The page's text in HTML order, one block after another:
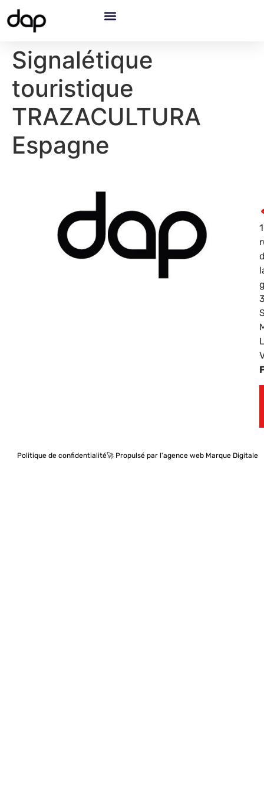
Signalétique
touristique
TRAZACULTURA
Espagne
1
Politique de confidentialité🚀 Propulsé par l'agence web Marque Digitale